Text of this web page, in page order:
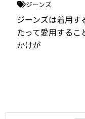
ジーンズ
ジーンズは着用す
たって愛用するこ
かけが